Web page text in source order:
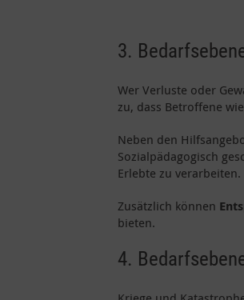
3.
Wer Verluste oder
zu, dass Betroffene
Neben den
Sozialpädagogisch
Erlebte zu verarbeiten.
Zusätzlich können
bieten.
4.